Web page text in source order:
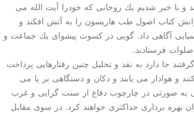
با خبر شدیم یك روحانی كه خودرا آیت الله می
كتاب اصول طب هاریسون را به آتش افكند و
آگاهی داد. گویی در كسوت پیشوای یك جماعت و
فرستادند.
جا دارد به نقد و تحلیل چنین رفتارهایی پرداخت
و هوادار می یابند و دكان و دستگاهی بر پا می
به صورتی در چارچوب دفاع از سنت گرایی و غرب
بهره برداری حداكثری خواهند كرد. در سوی مقابل